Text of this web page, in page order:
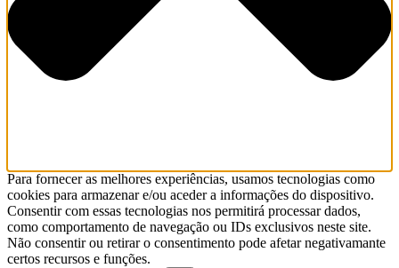
Para fornecer as melhores experiências, usamos tecnologias como
cookies para armazenar e/ou aceder a informações do dispositivo.
Consentir com essas tecnologias nos permitirá processar dados,
como comportamento de navegação ou IDs exclusivos neste site.
Não consentir ou retirar o consentimento pode afetar negativamante
certos recursos e funções.